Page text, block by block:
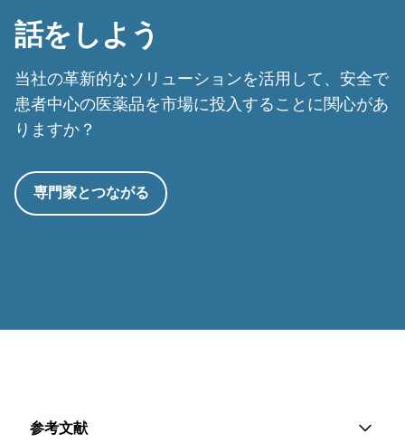
話をしよう
当社の革新的なソリューションを活用して、安全で
患者中心の医薬品を市場に投入することに関心があ
りますか？
専門家とつながる
参考文献